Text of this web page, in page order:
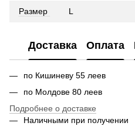
Размер L
Доставка Оплата
по Кишиневу 55 леев
по Молдове 80 леев
Подробнее о доставке
Наличными при получении